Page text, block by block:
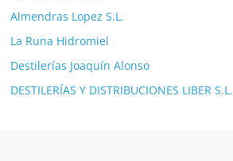
Almendras Lopez S.L.
La Runa Hidromiel
Destilerías Joaquín Alonso
DESTILERÍAS Y DISTRIBUCIONES LIBER S.L.